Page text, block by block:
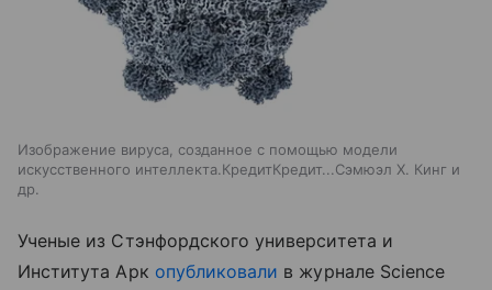
Изображение вируса, созданное с помощью модели
искусственного интеллекта.КредитКредит...Сэмюэл Х. Кинг и
др.
Ученые из Стэнфордского университета и
Института Арк опубликовали в журнале Science